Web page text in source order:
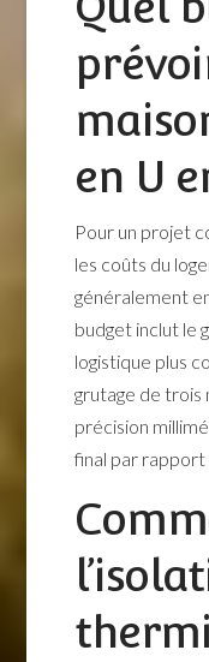
en U
Pour un projet
les coûts du
généralement
budget inclut le
logistique plus
grutage de trois
précision
final par rapport